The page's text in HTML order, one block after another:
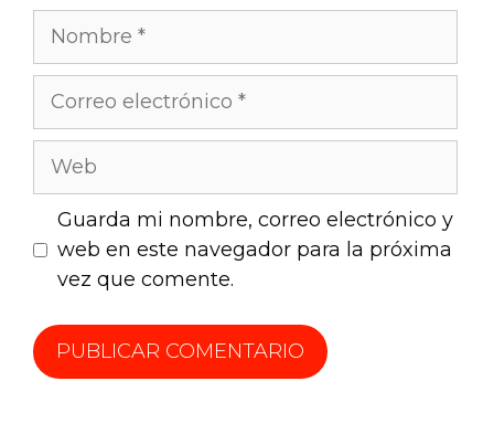
Guarda mi nombre, correo electrónico y
web en este navegador para la próxima
vez que comente.